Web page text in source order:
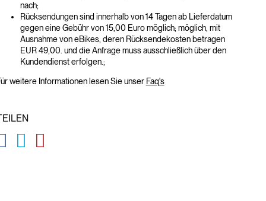
nach;
Rücksendungen sind innerhalb von 14 Tagen ab Lieferdatum
gegen eine Gebühr von 15,00 Euro möglich; möglich, mit
Ausnahme von eBikes, deren Rücksendekosten betragen
EUR 49,00. und die Anfrage muss ausschließlich über den
Kundendienst erfolgen.;
weitere Informationen lesen Sie unser Faq's